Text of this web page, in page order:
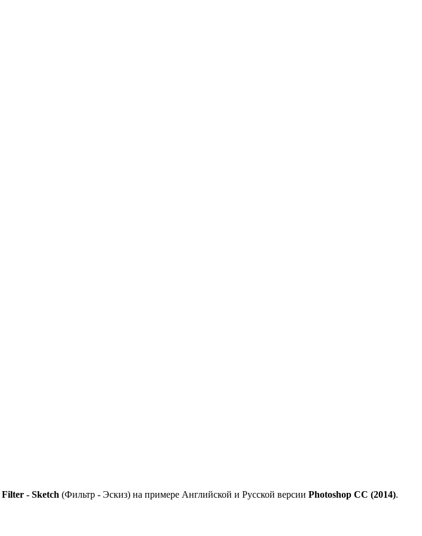
Filter - Sketch (Фильтр - Эскиз) на примере Английской и Русской версии Photoshop CC (2014).